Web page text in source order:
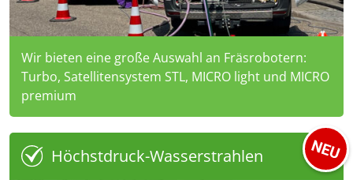
Wir bieten eine große Auswahl an Fräsrobotern:
Turbo, Satellitensystem STL, MICRO light und MICRO
premium
Höchstdruck-Wasserstrahlen